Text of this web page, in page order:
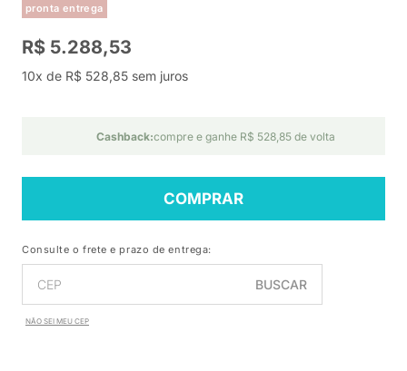
pronta entrega
R$ 5.288,53
10x de R$ 528,85 sem juros
Cashback:compre e ganhe R$ 528,85 de volta
COMPRAR
Consulte o frete e prazo de entrega:
BUSCAR
NÃO SEI MEU CEP